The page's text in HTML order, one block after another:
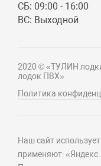
СБ: 09:00 - 16:00
ВС: Выходной
2020 © «ТУЛИН
лодок ПВХ»
Политика
Наш сайт
применяют: